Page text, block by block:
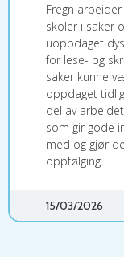
Fregn
skoler i saker
uoppdaget
for lese- og
saker kunne
oppdaget
del av
som gir gode
med og gjør
oppfølging.
15/03/2026